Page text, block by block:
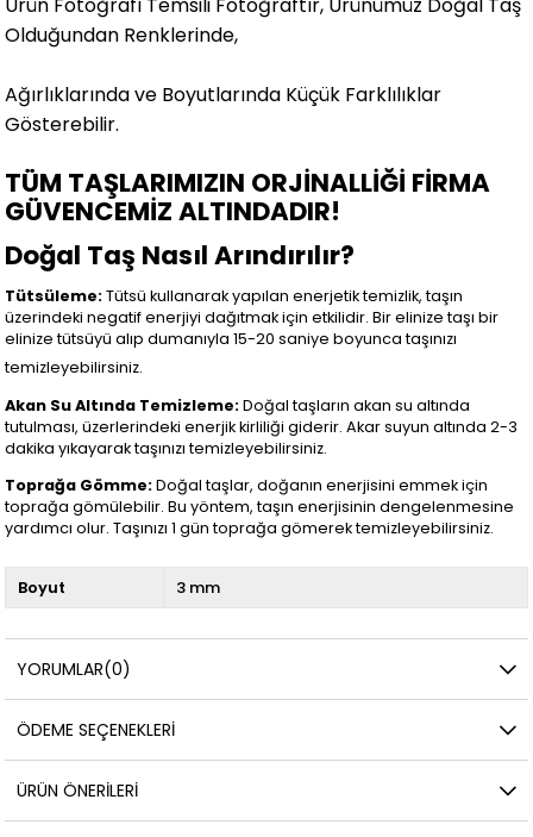
Olduğundan Renklerinde,
Ağırlıklarında ve Boyutlarında Küçük Farklılıklar
Gösterebilir.
TÜM TAŞLARIMIZIN ORJİNALLİĞİ FİRMA
GÜVENCEMİZ ALTINDADIR!
Doğal Taş Nasıl Arındırılır?
Tütsüleme:Tütsü kullanarak yapılan enerjetik temizlik, taşın
üzerindeki negatif enerjiyi dağıtmak için etkilidir. Bir elinize taşı bir
elinize tütsüyü alıp dumanıyla 15-20 saniye boyunca taşınızı
temizleyebilirsiniz.
Akan Su Altında Temizleme:Doğal taşların akan su altında
tutulması, üzerlerindeki enerjik kirliliği giderir. Akar suyun altında 2-3
dakika yıkayarak taşınızı temizleyebilirsiniz.
Toprağa Gömme:Doğal taşlar, doğanın enerjisini emmek için
toprağa gömülebilir. Bu yöntem, taşın enerjisinin dengelenmesine
yardımcı olur. Taşınızı 1 gün toprağa gömerek temizleyebilirsiniz.
Boyut 3 mm
YORUMLAR(0)
ÖDEME SEÇENEKLERI
ÜRÜN ÖNERILERI